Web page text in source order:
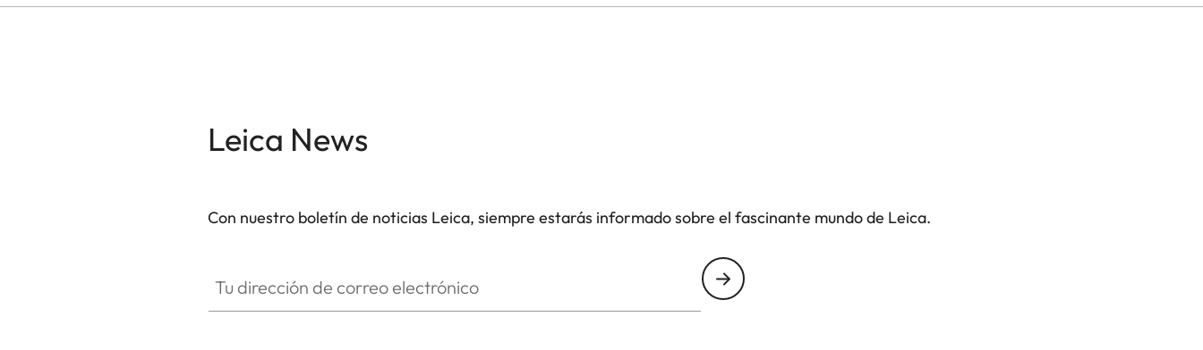
Leica News
Con nuestro boletín de noticias Leica, siempre estarás informado sobre el fascinante mundo de Leica.